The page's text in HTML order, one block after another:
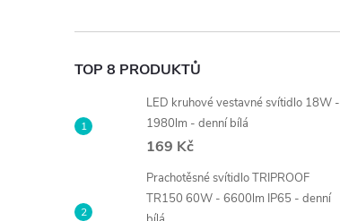
TOP 8 PRODUKTŮ
LED kruhové vestavné svítidlo 18W -
1980lm - denní bílá
169 Kč
Prachotěsné svítidlo TRIPROOF
TR150 60W - 6600lm IP65 - denní